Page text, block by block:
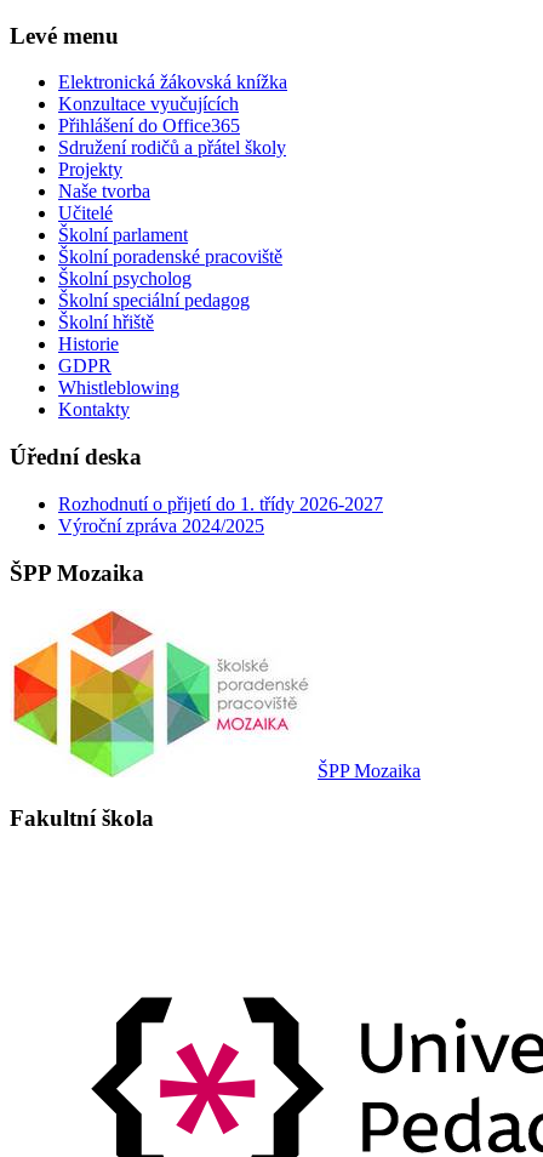
Levé menu
Elektronická žákovská knížka
Konzultace vyučujících
Přihlášení do Office365
Sdružení rodičů a přátel školy
Projekty
Naše tvorba
Učitelé
Školní parlament
Školní poradenské pracoviště
Školní psycholog
Školní speciální pedagog
Školní hřiště
Historie
GDPR
Whistleblowing
Kontakty
Úřední deska
Rozhodnutí o přijetí do 1. třídy 2026-2027
Výroční zpráva 2024/2025
ŠPP Mozaika
ŠPP Mozaika
Fakultní škola